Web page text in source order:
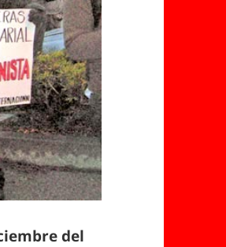
del